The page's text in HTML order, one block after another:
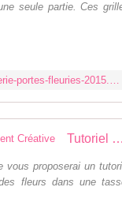
seule partie. Ces
http://www.passionnementcreative.fr/tutoriels-broderie-portes-fleuries-2015.html
Tutoriel Broderie - Fleurs de janvier - Passionnement Créative
vous proposerai un
fleurs dans une